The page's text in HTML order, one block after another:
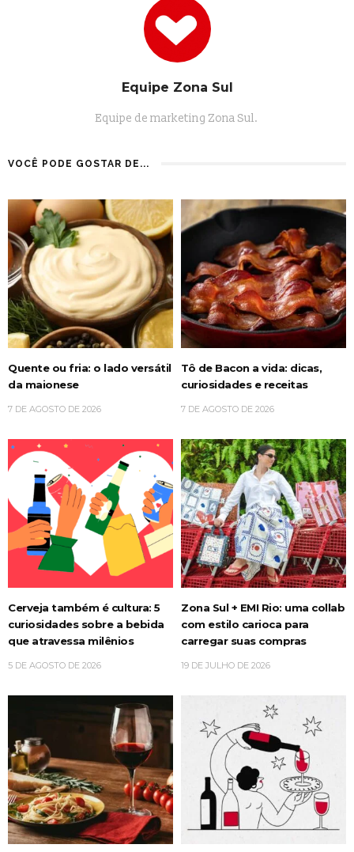
Equipe Zona Sul
Equipe de marketing Zona Sul.
VOCÊ PODE GOSTAR DE...
Quente ou fria: o lado versátil
da maionese
7 DE AGOSTO DE 2026
Tô de Bacon a vida: dicas,
curiosidades e receitas
7 DE AGOSTO DE 2026
Cerveja também é cultura: 5
curiosidades sobre a bebida
que atravessa milênios
5 DE AGOSTO DE 2026
Zona Sul + EMI Rio: uma collab
com estilo carioca para
carregar suas compras
19 DE JULHO DE 2026